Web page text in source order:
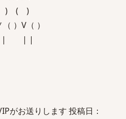
( )
V（ ）
| | |
がお送りします 投稿日：